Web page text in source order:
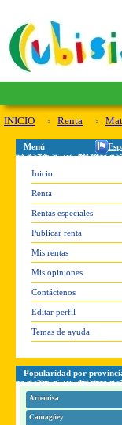
INICIO Renta
Menú
Inicio
Renta
Rentas especiales
Publicar renta
Mis rentas
Mis opiniones
Contáctenos
Editar perfil
Temas de ayuda
Popularidad por
Artemisa
Camagüey